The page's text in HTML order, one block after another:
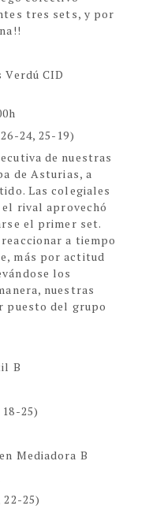
tres sets, y por
CID
24, 25-19)
de nuestras
de Asturias, a
Las colegiales
rival aprovechó
el primer set.
a tiempo
más por actitud
los
nuestras
puesto del grupo
B
25)
Mediadora B
25)